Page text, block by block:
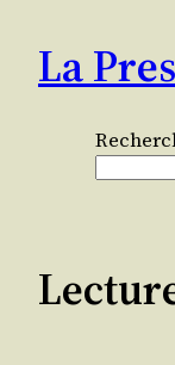
contenu
La